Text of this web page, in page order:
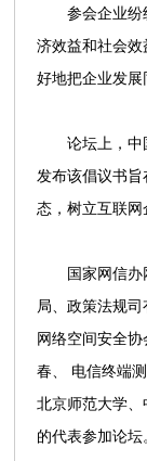
参会企业纷纷
济效益和社会
好地把企业发展
论坛上，中国
发布该倡议书
态，树立互联
国家网信办网
局、政策法规
网络空间安全
春、 电信终端
北京师范大学
的代表参加论坛